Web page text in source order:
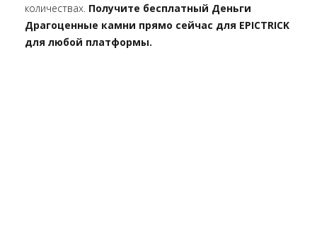
количествах. Получите бесплатный Деньги
Драгоценные камни прямо сейчас для EPICTRICK
для любой платформы.